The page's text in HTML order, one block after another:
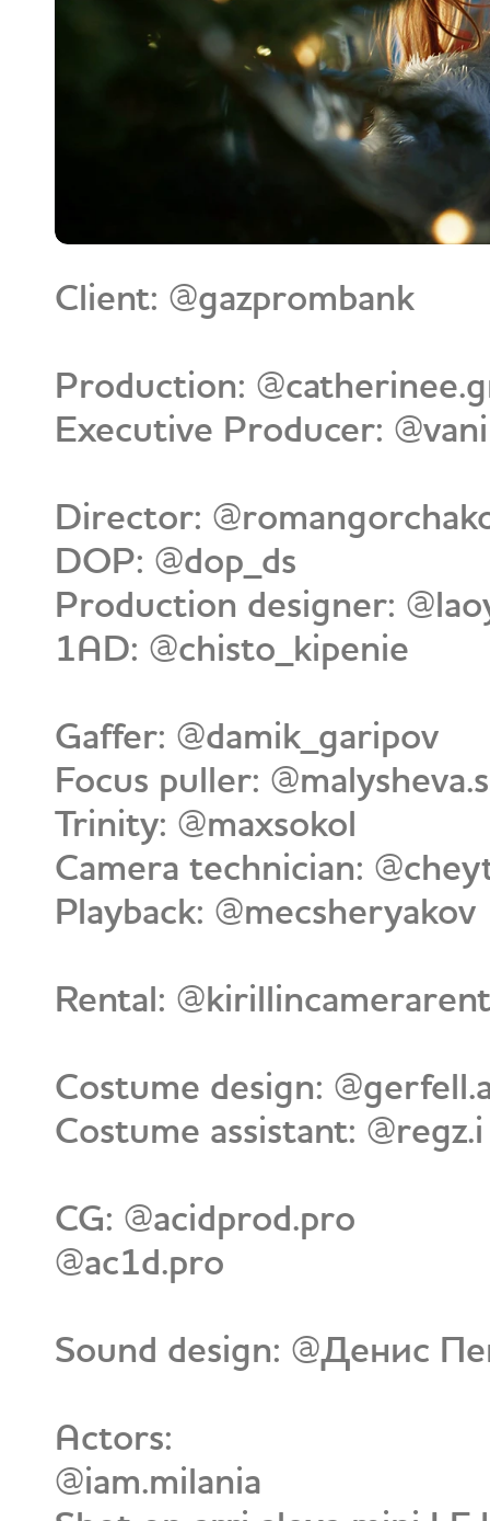
Client: @gazprombank
Production:
Executive Producer:
Director:
DOP: @dop_ds
Production designer:
1AD: @chisto_kipenie
Gaffer: @damik_garipov
Focus puller: @malysheva.s
Trinity: @maxsokol
Сamera technician:
Playback: @mecsheryakov
Rental:
Costume design:
Costume assistant: @regz.i
CG: @acidprod.pro
@ac1d.pro
Sound design: @Денис
Actors:
@iam.milania